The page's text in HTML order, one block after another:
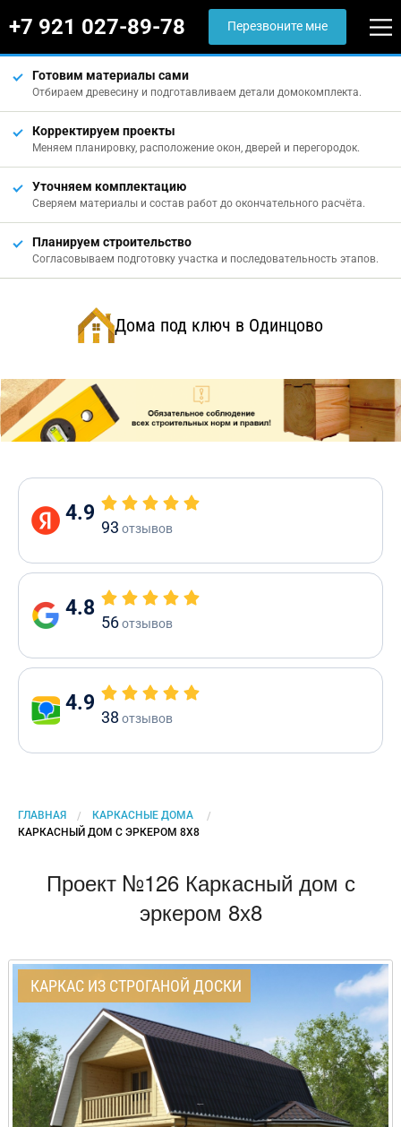
+7 921 027-89-78 Перезвоните мне
Готовим материалы сами
Отбираем древесину и подготавливаем детали домокомплекта.
Корректируем проекты
Меняем планировку, расположение окон, дверей и перегородок.
Уточняем комплектацию
Сверяем материалы и состав работ до окончательного расчёта.
Планируем строительство
Согласовываем подготовку участка и последовательность этапов.
Дома под ключ в Одинцово
4.9
93 отзывов
4.8
56отзывов
4.9
38 отзывов
ГЛАВНАЯ
КАРКАСНЫЕ ДОМА
CURRENT:
КАРКАСНЫЙ ДОМ С ЭРКЕРОМ 8Х8
Проект №126 Каркасный дом с
эркером 8х8
КАРКАС ИЗ СТРОГАНОЙ ДОСКИ